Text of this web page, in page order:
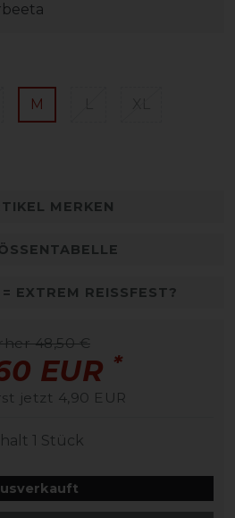
M
MERKEN
EXTREM REISSFEST?
48,50 €
EUR *
jetzt 4,90 EUR
1 Stück